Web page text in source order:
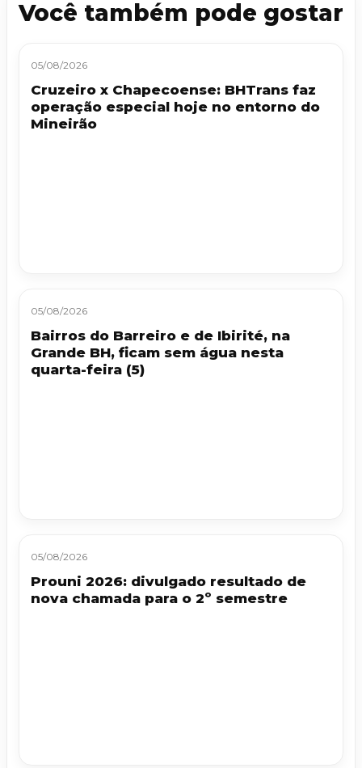
Você também pode gostar
05/08/2026
Cruzeiro x Chapecoense: BHTrans faz
operação especial hoje no entorno do
Mineirão
05/08/2026
Bairros do Barreiro e de Ibirité, na
Grande BH, ficam sem água nesta
quarta-feira (5)
05/08/2026
Prouni 2026: divulgado resultado de
nova chamada para o 2º semestre